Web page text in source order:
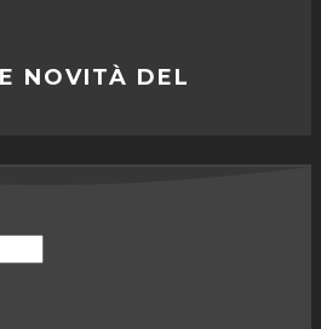
NOVITÀ DEL